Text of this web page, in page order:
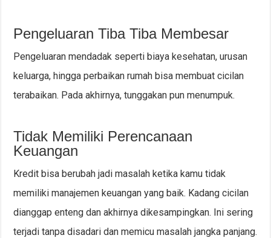
Pengeluaran Tiba Tiba Membesar
Pengeluaran mendadak seperti biaya kesehatan, urusan
keluarga, hingga perbaikan rumah bisa membuat cicilan
terabaikan. Pada akhirnya, tunggakan pun menumpuk.
Tidak Memiliki Perencanaan
Keuangan
Kredit bisa berubah jadi masalah ketika kamu tidak
memiliki manajemen keuangan yang baik. Kadang cicilan
dianggap enteng dan akhirnya dikesampingkan. Ini sering
terjadi tanpa disadari dan memicu masalah jangka panjang.